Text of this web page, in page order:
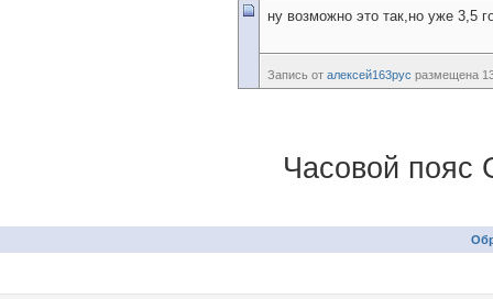
ну возможно это так,но уже 3,5
Запись от алексей163рус размещена
Часовой пояс